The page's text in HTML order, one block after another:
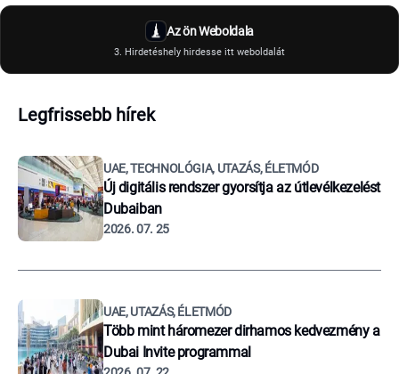
Az ön Weboldala
3. Hirdetéshely hirdesse itt weboldalát
Legfrissebb hírek
UAE, TECHNOLÓGIA, UTAZÁS, ÉLETMÓD
Új digitális rendszer gyorsítja az útlevélkezelést
Dubaiban
2026. 07. 25
UAE, UTAZÁS, ÉLETMÓD
Több mint háromezer dirhamos kedvezmény a
Dubai Invite programmal